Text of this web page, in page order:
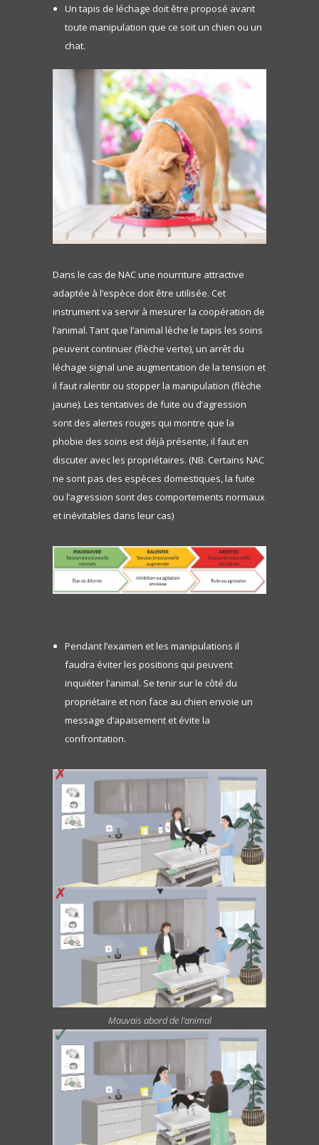
Un tapis de léchage doit être proposé avant
toute manipulation que ce soit un chien ou un
chat.
Dans le cas de NAC une nourriture attractive
adaptée à l’espèce doit être utilisée. Cet
instrument va servir à mesurer la coopération de
l’animal. Tant que l’animal lèche le tapis les soins
peuvent continuer (flèche verte), un arrêt du
léchage signal une augmentation de la tension et
il faut ralentir ou stopper la manipulation (flèche
jaune). Les tentatives de fuite ou d’agression
sont des alertes rouges qui montre que la
phobie des soins est déjà présente, il faut en
discuter avec les propriétaires. (NB. Certains NAC
ne sont pas des espèces domestiques, la fuite
ou l’agression sont des comportements normaux
et inévitables dans leur cas)
Pendant l’examen et les manipulations il
faudra éviter les positions qui peuvent
inquiéter l’animal. Se tenir sur le côté du
propriétaire et non face au chien envoie un
message d’apaisement et évite la
confrontation.
Mauvais abord de l’animal